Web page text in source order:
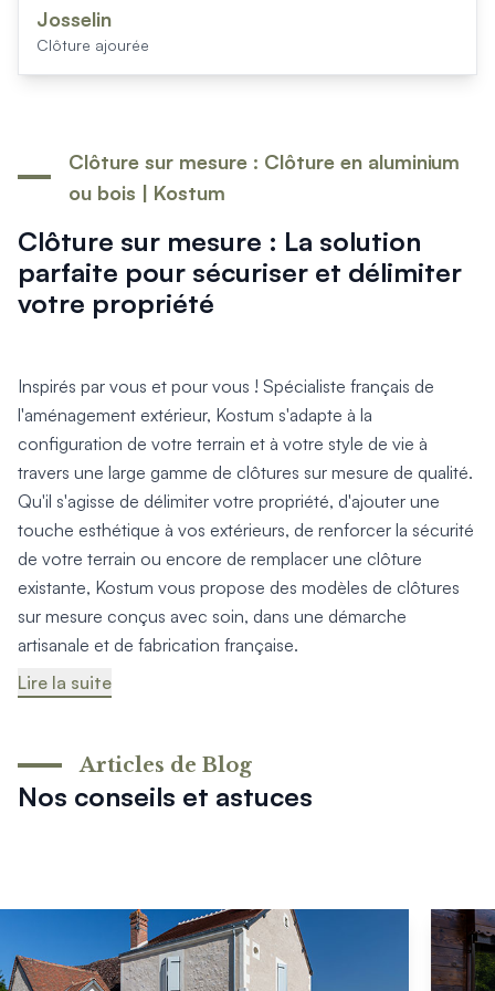
Produits > Habillages extérieur aluminium > Habillage de
Produits > Habillages extérieur aluminium > Habillage de
Produits > Produits par collection > Comparer les
Produits > Produits par collection > Collection Archy
Produits > Produits par collection > Collection Trady
Produits > Produits par collection > Collection Fresk
Produits > Produits par collection > Collection Bois
Produits > Coloris et décors > Coloris aluminium ton bois
Produits > Coloris et décors > Essences de bois
Produits > Coloris et décors > Coloris sur-mesure
Produits > Coloris et décors > Décors Fresk
Produits > Options > Poteaux
Produits > Options > Domotique
Produits > Options > Boite à colis
Produits > Options > Boites aux lettres/Totem
Produits > Options > Plaque et numéro d'entrée
Catalogues > Catalogue tous produits
Catalogues > Catalogue garde-corps
Catalogues > Catalogue pergolas / carports
Qui sommes-nous ? > La marque
Entretien et garantie > Nos garanties
Entretien et garantie > Activer ma garantie
Entretien et garantie > Entretenir mon Kostum
Mon projet > Configurateur
Mon projet > Activer ma garantie
Mon projet > Demande de reportage photo
Josselin
Clôture ajourée
Clôture sur mesure : La solution
parfaite pour sécuriser et délimiter
votre propriété
Clôture sur mesure : Clôture en aluminium
ou bois | Kostum
Inspirés par vous et pour vous ! Spécialiste français de
l'aménagement extérieur, Kostum s'adapte à la
configuration de votre terrain et à votre style de vie à
travers une large gamme de clôtures sur mesure de qualité.
Qu'il s'agisse de délimiter votre propriété, d'ajouter une
touche esthétique à vos extérieurs, de renforcer la sécurité
de votre terrain ou encore de remplacer une clôture
existante, Kostum vous propose des modèles de clôtures
sur mesure conçus avec soin, dans une démarche
artisanale et de fabrication française.
Lire la suite
Nos conseils et astuces
Articles de Blog